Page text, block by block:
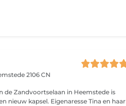
2106 CN
de Zandvoortselaan in Heemstede is
nieuw kapsel. Eigenaresse Tina en haar